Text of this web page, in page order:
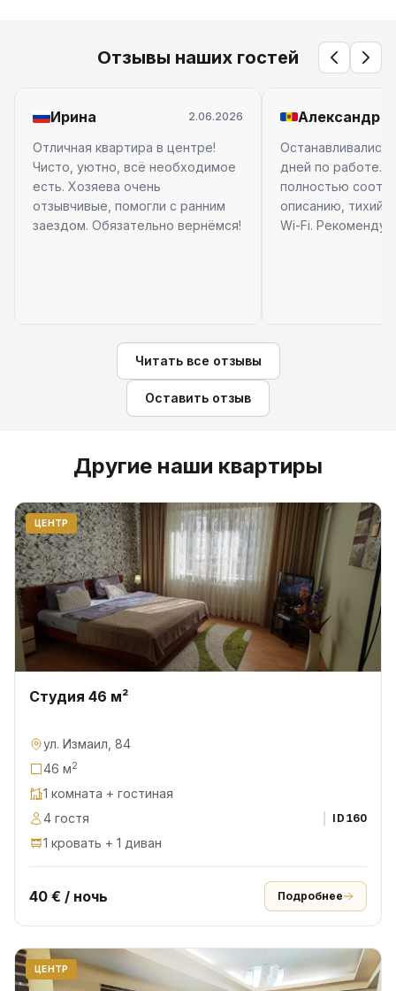
Отзывы наших гостей
Ирина 2.06.2026
Отличная квартира в центре!
Чисто, уютно, всё необходимое
есть. Хозяева очень
отзывчивые, помогли с ранним
заездом. Обязательно вернёмся!
Александр
Останавливались
дней по работе.
полностью
описанию, тихий
Wi-Fi.
Читать все отзывы
Оставить отзыв
Другие наши квартиры
ЦЕНТР
Студия 46 м²
ул. Измаил, 84
46 м2
1 комната + гостиная
4 гостя
ID 160
1 кровать + 1 диван
40 € / ночь Подробнее
ЦЕНТР